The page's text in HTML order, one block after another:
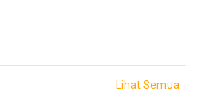
Lihat Semua